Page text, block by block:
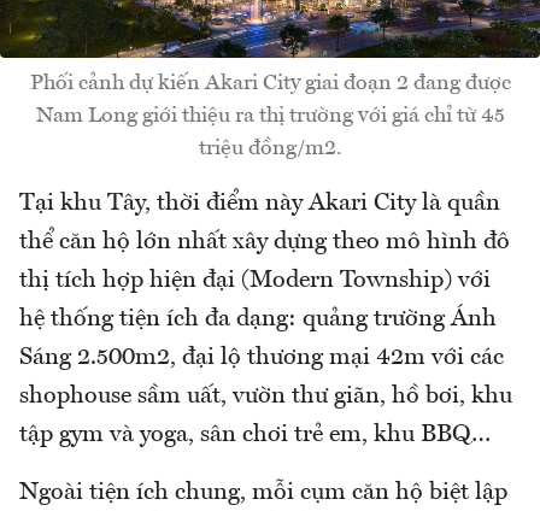
Phối cảnh dự kiến Akari City giai đoạn 2 đang được
Nam Long giới thiệu ra thị trường với giá chỉ từ 45
triệu đồng/m2.
Tại khu Tây, thời điểm này Akari City là quần
thể căn hộ lớn nhất xây dựng theo mô hình đô
thị tích hợp hiện đại (Modern Township) với
hệ thống tiện ích đa dạng: quảng trường Ánh
Sáng 2.500m2, đại lộ thương mại 42m với các
shophouse sầm uất, vườn thư giãn, hồ bơi, khu
tập gym và yoga, sân chơi trẻ em, khu BBQ…
Ngoài tiện ích chung, mỗi cụm căn hộ biệt lập